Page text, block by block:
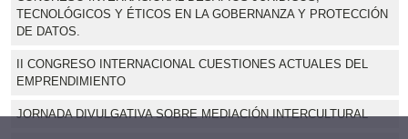
TECNOLÓGICOS Y ÉTICOS EN LA GOBERNANZA Y PROTECCIÓN
DE DATOS.
II CONGRESO INTERNACIONAL CUESTIONES ACTUALES DEL
EMPRENDIMIENTO
JORNADA DIVULGATIVA SOBRE MEDIACIÓN INTERCULTURAL